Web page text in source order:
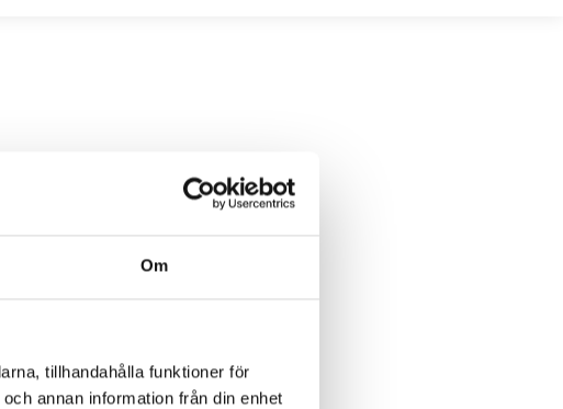
Om
tillhandahålla funktioner för
annan information från din enhet
du in!